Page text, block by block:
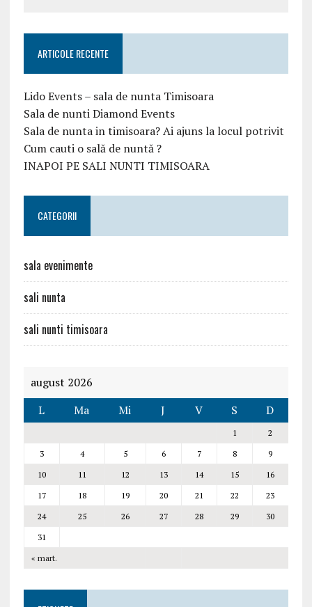
ARTICOLE RECENTE
Lido Events – sala de nunta Timisoara
Sala de nunti Diamond Events
Sala de nunta in timisoara? Ai ajuns la locul potrivit
Cum cauti o sală de nuntă ?
INAPOI PE SALI NUNTI TIMISOARA
CATEGORII
sala evenimente
sali nunta
sali nunti timisoara
august 2026
L
Ma Mi J V S D
« mart.
1
2
3
4 5 6 7 8
9
10
11 12 13 14 15
16
17
18 19 20 21 22
23
24
25 26 27 28 29
30
31